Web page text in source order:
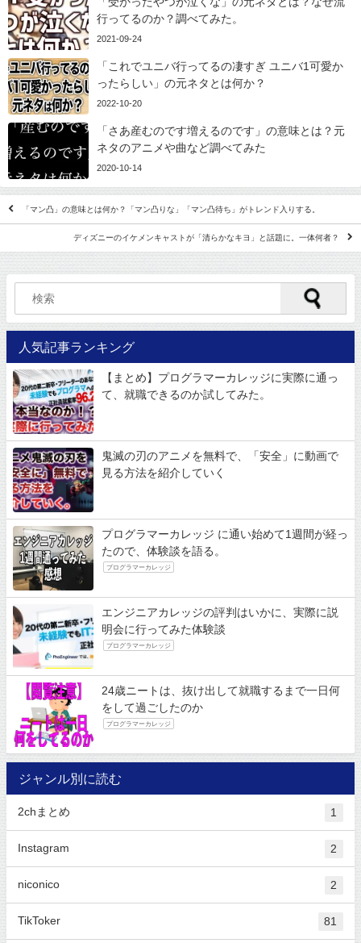
行ってるのか？調べてみた。
2021-09-24
「これでユニバ行ってるの凄すぎ ユニバ1可愛か
ったらしい」の元ネタとは何か？
2022-10-20
「さあ産むのです増えるのです」の意味とは？元
ネタのアニメや曲など調べてみた
2020-10-14
「マン凸」の意味とは何か？「マン凸りな」「マン凸待ち」がトレンド入りする。
ディズニーのイケメンキャストが「清らかなキヨ」と話題に。一体何者？
人気記事ランキング
【まとめ】プログラマーカレッジに実際に通っ
て、就職できるのか試してみた。
鬼滅の刃のアニメを無料で、「安全」に動画で
見る方法を紹介していく
プログラマーカレッジ に通い始めて1週間が経っ
たので、体験談を語る。
プログラマーカレッジ
エンジニアカレッジの評判はいかに、実際に説
明会に行ってみた体験談
プログラマーカレッジ
24歳ニートは、抜け出して就職するまで一日何
をして過ごしたのか
プログラマーカレッジ
ジャンル別に読む
2chまとめ 1
Instagram 2
niconico 2
TikToker 81